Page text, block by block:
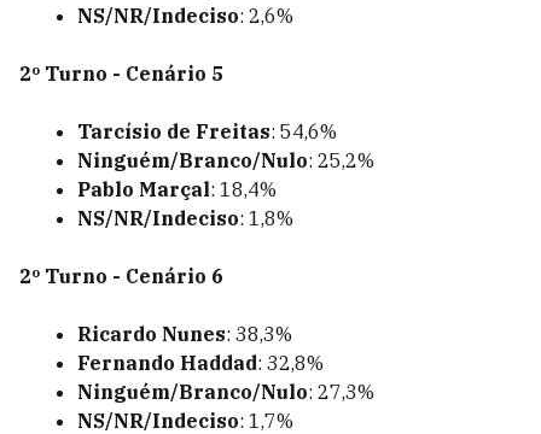
NS/NR/Indeciso: 2,6%
2º Turno - Cenário 5
Tarcísio de Freitas: 54,6%
Ninguém/Branco/Nulo: 25,2%
Pablo Marçal: 18,4%
NS/NR/Indeciso: 1,8%
2º Turno - Cenário 6
Ricardo Nunes: 38,3%
Fernando Haddad: 32,8%
Ninguém/Branco/Nulo: 27,3%
NS/NR/Indeciso: 1,7%